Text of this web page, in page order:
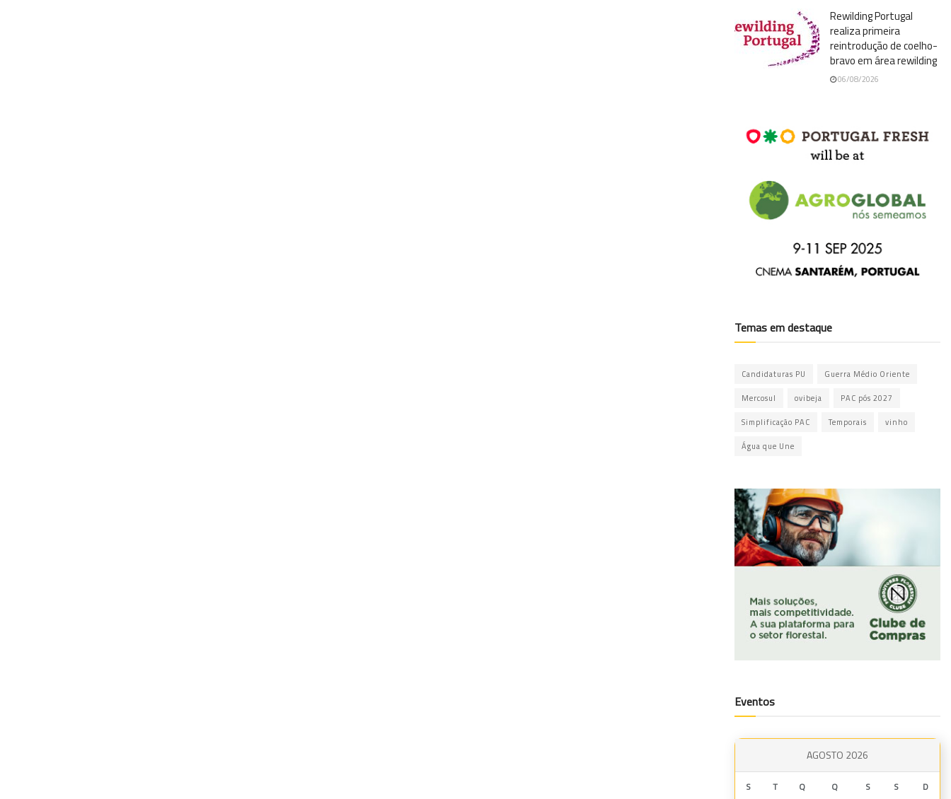
Rewilding Portugal
realiza primeira
reintrodução de coelho-
bravo em área rewilding
06/08/2026
Temas em destaque
Candidaturas PU Guerra Médio Oriente
Mercosul ovibeja PAC pós 2027
Simplificação PAC Temporais vinho
Água que Une
Eventos
AGOSTO 2026
S T Q Q S S D